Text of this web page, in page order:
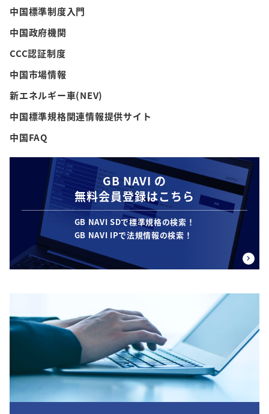
中国標準制度入門
中国政府機関
CCC認証制度
中国市場情報
新エネルギー車(NEV)
中国標準規格関連情報提供サイト
中国FAQ
GB NAVI の
無料会員登録はこちら
GB NAVI SDで標準規格の検索！
GB NAVI IPで法規情報の検索！